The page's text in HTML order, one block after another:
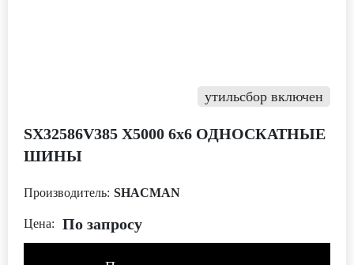
утильсбор включен
SX32586V385 Х5000 6х6 ОДНОСКАТНЫЕ
ШИНЫ
Производитель: SHACMAN
Цена: По запросу